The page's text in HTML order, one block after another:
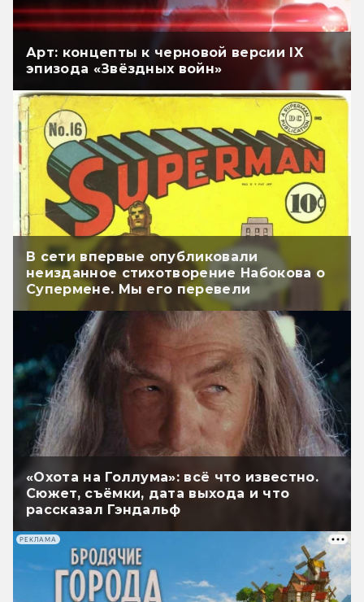
Арт: концепты к черновой версии IX
эпизода «Звёздных войн»
В сети впервые опубликовали
неизданное стихотворение Набокова о
Супермене. Мы его перевели
«Охота на Голлума»: всё что известно.
Сюжет, съёмки, дата выхода и что
рассказал Гэндальф
РЕКЛАМА